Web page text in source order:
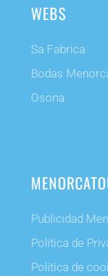
WEBS
Sa Fabrica
Bodas
Osona
Publicidad
Política de
Política de